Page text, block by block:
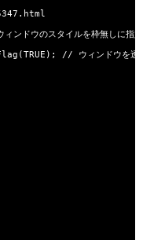
ウのスタイルを枠無しに指定
// ウィンドウを透